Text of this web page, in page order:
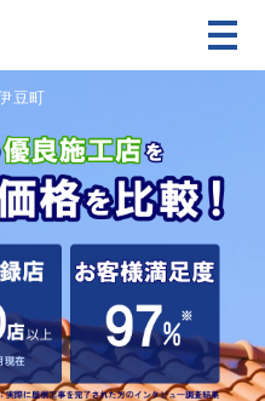
豆町